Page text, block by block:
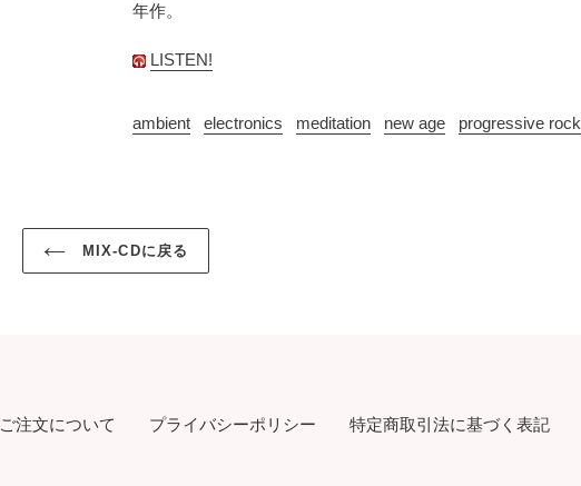
年作。
LISTEN!
ambient electronics meditation new age progressive rock
MIX-CDに戻る
ご注文について プライバシーポリシー 特定商取引法に基づく表記